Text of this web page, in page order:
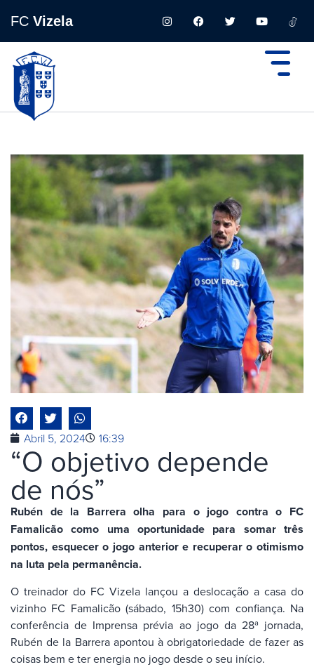
FC Vizela
Abril 5, 2024 16:39
“O objetivo depende
de nós”
Rubén de la Barrera olha para o jogo contra o FC
Famalicão como uma oportunidade para somar três
pontos, esquecer o jogo anterior e recuperar o otimismo
na luta pela permanência.
O treinador do FC Vizela lançou a deslocação a casa do
vizinho FC Famalicão (sábado, 15h30) com confiança. Na
conferência de Imprensa prévia ao jogo da 28ª jornada,
Rubén de la Barrera apontou à obrigatoriedade de fazer as
coisas bem e ter energia no jogo desde o seu início.